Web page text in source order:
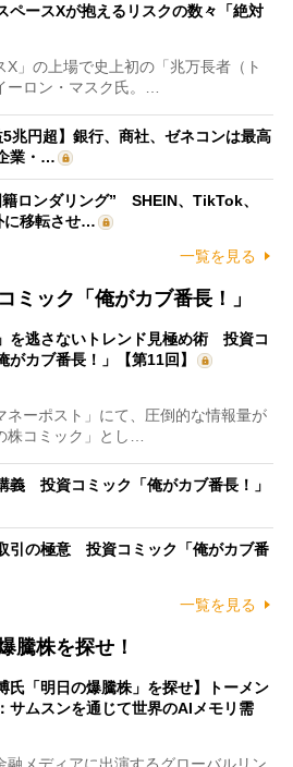
ペースXが抱えるリスクの数々「絶対
」の上場で史上初の「兆万長者（ト
ーロン・マスク氏。…
5兆円超】銀行、商社、ゼネコンは最高
業・…
ロンダリング” SHEIN、TikTok、
に移転させ…
一覧を見る
ミック「俺がカブ番長！」
を逃さないトレンド見極め術 投資コ
がカブ番長！」【第11回】
ーポスト」にて、圧倒的な情報量が
株コミック」とし…
義 投資コミック「俺がカブ番長！」
引の極意 投資コミック「俺がカブ番
一覧を見る
騰株を探せ！
氏「明日の爆騰株」を探せ】トーメン
サムスンを通じて世界のAIメモリ需
メディアに出演するグローバルリン